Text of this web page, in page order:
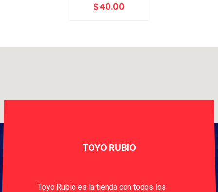
$40.00
TOYO RUBIO
Toyo Rubio es la tienda con todos los